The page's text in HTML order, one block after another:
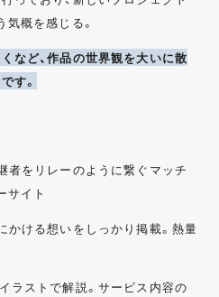
気概を感じる。
など、作品の世界観を大いに散
す。
者をリレーのように繋ぐマッチ
サイト
かける想いをしっかり掲載。熱量
ラストで解説。サービス内容の